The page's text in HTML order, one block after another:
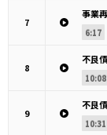
7
事業
6:17
8
不良
10:08
9
不良
10:31